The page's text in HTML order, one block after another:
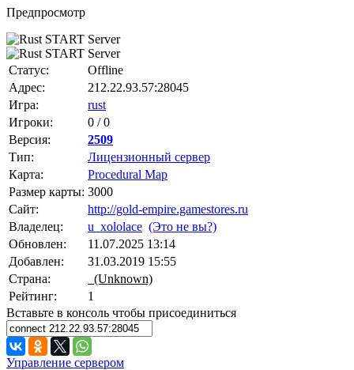
Предпросмотр
Статус:
Offline
Адрес:
212.22.93.57:28045
Игра:
rust
Игроки:
0 / 0
Версия:
2509
Тип:
Лицензионный сервер
Карта:
Procedural Map
Размер карты: 3000
Сайт:
http://gold-empire.gamestores.ru
Владелец:
u_xololace (Это не вы?)
Обновлен:
11.07.2025 13:14
Добавлен:
31.03.2019 15:55
Страна:
(Unknown)
Рейтинг:
1
Вставьте в консоль чтобы присоединиться
Управление сервером